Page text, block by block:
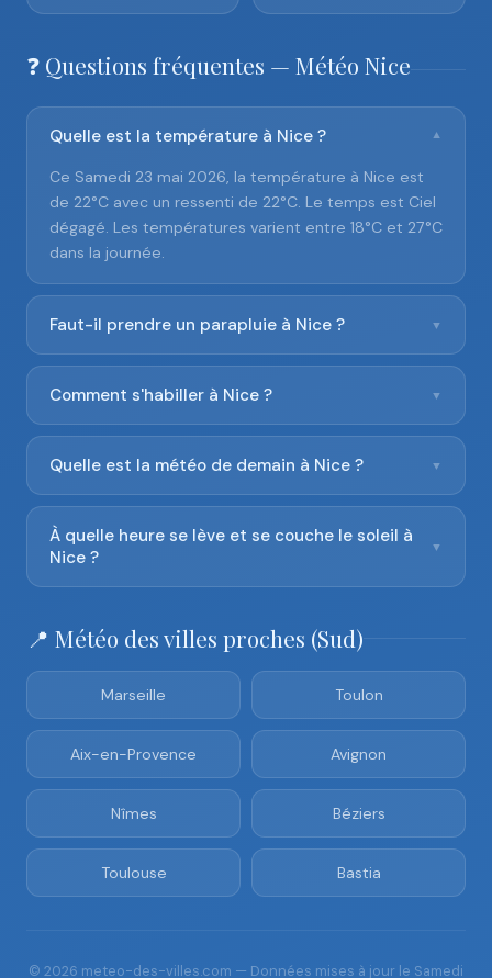
❓ Questions fréquentes — Météo Nice
Quelle est la température à Nice ? ▼
Ce Samedi 23 mai 2026, la température à Nice est
de 22°C avec un ressenti de 22°C. Le temps est Ciel
dégagé. Les températures varient entre 18°C et 27°C
dans la journée.
Faut-il prendre un parapluie à Nice ? ▼
Comment s'habiller à Nice ? ▼
Quelle est la météo de demain à Nice ? ▼
À quelle heure se lève et se couche le soleil à
Nice ?
▼
📍 Météo des villes proches (Sud)
Marseille Toulon
Aix-en-Provence Avignon
Nîmes Béziers
Toulouse Bastia
© 2026 meteo-des-villes.com — Données mises à jour le Samedi